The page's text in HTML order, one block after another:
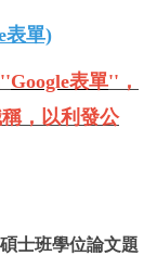
表單)
''Google表單'' ，
，以利發公
士班學位論文題